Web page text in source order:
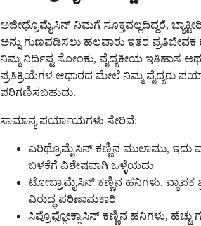
ಅಜೀಥ್ರೊಮೈಸಿನ್ ನಿಮಗೆ ಸೂಕ್ತವಲ್ಲದಿದ್ದರೆ,
ಅನ್ನು ಗುಣಪಡಿಸಲು ಹಲವಾರು ಇತರ ಪ್ರತಿಜೀವಕ
ನಿಮ್ಮ ನಿರ್ದಿಷ್ಟ ಸೋಂಕು, ವೈದ್ಯಕೀಯ ಇತಿಹಾಸ
ಪ್ರತಿಕ್ರಿಯೆಗಳ ಆಧಾರದ ಮೇಲೆ ನಿಮ್ಮ ವೈದ್ಯರು
ಪರಿಗಣಿಸಬಹುದು.
ಸಾಮಾನ್ಯ ಪರ್ಯಾಯಗಳು ಸೇರಿವೆ:
ಎರಿಥ್ರೊಮೈಸಿನ್ ಕಣ್ಣಿನ ಮುಲಾಮು, ಇದು
ಬಳಕೆಗೆ ವಿಶೇಷವಾಗಿ ಒಳ್ಳೆಯದು
ಟೋಬ್ರಾಮೈಸಿನ್ ಕಣ್ಣಿನ ಹನಿಗಳು, ವ್ಯಾಪಕ
ವಿರುದ್ಧ ಪರಿಣಾಮಕಾರಿ
ಸಿಪ್ರೊಫ್ಲೋಕ್ಸಾಸಿನ್ ಕಣ್ಣಿನ ಹನಿಗಳು,